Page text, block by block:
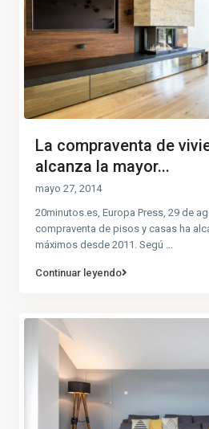
La compraventa de
alcanza la mayor...
mayo 27, 2014
20minutos.es, Europa Press, 29 de
compraventa de pisos y casas ha
máximos desde 2011. Segú
Continuar leyendo